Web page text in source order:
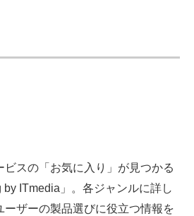
ビスの「お気に入り」が見つかる
ITmedia」。各ジャンルに詳し
ーザーの製品選びに役立つ情報を